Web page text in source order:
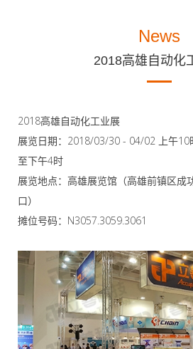
News
2018高雄自动化
2018高雄自动化工业展
展览日期：2018/03/30 - 04/02 上午10
至下午4时
展览地点：高雄展览馆（高雄前镇区成
口）
摊位号码：N3057.3059.3061